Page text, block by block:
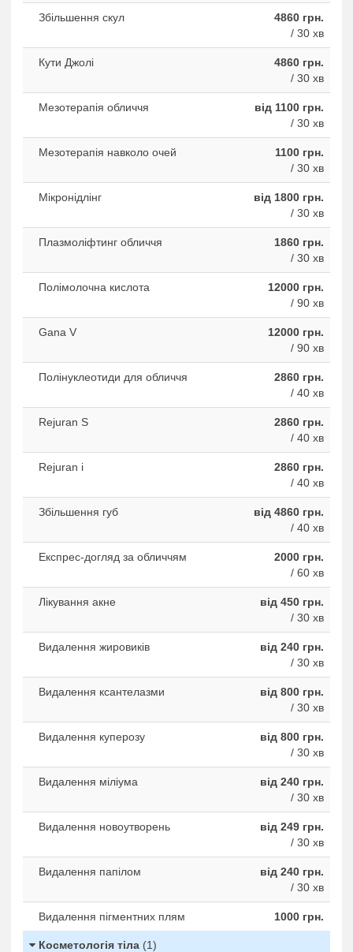
Збільшення скул
4860 грн.
/ 30 хв
Кути Джолі
4860 грн.
/ 30 хв
Мезотерапія обличчя
від 1100 грн.
/ 30 хв
Мезотерапія навколо очей
1100 грн.
/ 30 хв
Мікронідлінг
від 1800 грн.
/ 30 хв
Плазмоліфтинг обличчя
1860 грн.
/ 30 хв
Полімолочна кислота
12000 грн.
/ 90 хв
Gana V
12000 грн.
/ 90 хв
Полінуклеотиди для обличчя
2860 грн.
/ 40 хв
Rejuran S
2860 грн.
/ 40 хв
Rejuran i
2860 грн.
/ 40 хв
Збільшення губ
від 4860 грн.
/ 40 хв
Експрес-догляд за обличчям
2000 грн.
/ 60 хв
Лікування акне
від 450 грн.
/ 30 хв
Видалення жировикiв
від 240 грн.
/ 30 хв
Видалення ксантелазми
від 800 грн.
/ 30 хв
Видалення куперозу
від 800 грн.
/ 30 хв
Видалення міліума
від 240 грн.
/ 30 хв
Видалення новоутворень
від 249 грн.
/ 30 хв
Видалення папілом
від 240 грн.
/ 30 хв
Видалення пігментних плям 1000 грн.
Косметологія тіла (1)